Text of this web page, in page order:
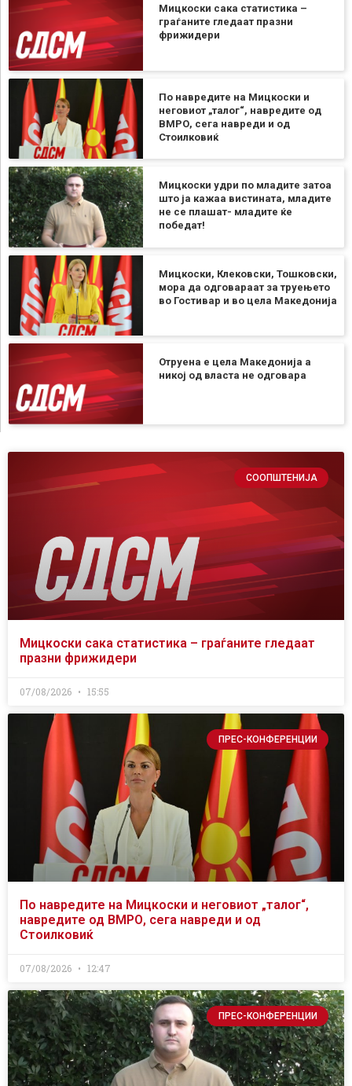
Мицкоски сака статистика –
граѓаните гледаат празни
фрижидери
По навредите на Мицкоски и
неговиот „талог“, навредите од
ВМРО, сега навреди и од
Стоилковиќ
Мицкоски удри по младите затоа
што ја кажаа вистината, младите
не се плашат- младите ќе
победат!
Мицкоски, Клековски, Тошковски,
мора да одговараат за труењето
во Гостивар и во цела Македонија
Отруена е цела Македонија а
никој од власта не одговара
СООПШТЕНИЈА
Мицкоски сака статистика – граѓаните гледаат
празни фрижидери
07/08/2026 15:55
ПРЕС-КОНФЕРЕНЦИИ
По навредите на Мицкоски и неговиот „талог“,
навредите од ВМРО, сега навреди и од
Стоилковиќ
07/08/2026 12:47
ПРЕС-КОНФЕРЕНЦИИ